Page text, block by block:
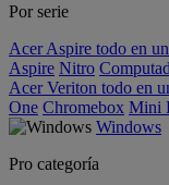
Por serie
Acer Aspire todo en
Aspire Nitro
Acer Veriton todo en
One Chromebox Mini
Windows
Pro categoría